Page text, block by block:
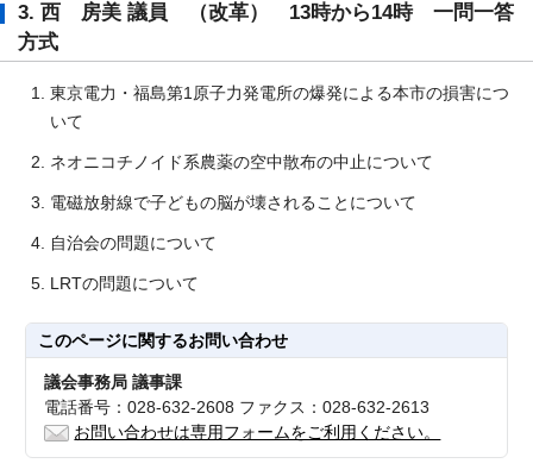
3. 西 房美 議員 （改革） 13時から14時 一問一答
方式
東京電力・福島第1原子力発電所の爆発による本市の損害につ
いて
ネオニコチノイド系農薬の空中散布の中止について
電磁放射線で子どもの脳が壊されることについて
自治会の問題について
LRTの問題について
このページに関するお問い合わせ
議会事務局 議事課
電話番号：028-632-2608 ファクス：028-632-2613
お問い合わせは専用フォームをご利用ください。